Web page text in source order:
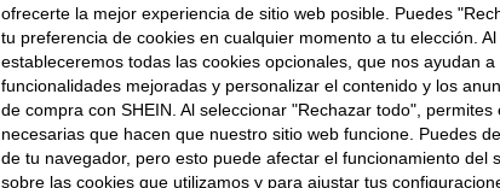
ofrecerte la mejor experiencia de sitio web posible. Puedes
tu preferencia de cookies en cualquier momento a tu elección.
estableceremos todas las cookies opcionales, que nos ayudan
funcionalidades mejoradas y personalizar el contenido y los
de compra con SHEIN. Al seleccionar "Rechazar todo",
necesarias que hacen que nuestro sitio web funcione. Puedes
de tu navegador, pero esto puede afectar el funcionamiento del
sobre las cookies que utilizamos y para ajustar tus